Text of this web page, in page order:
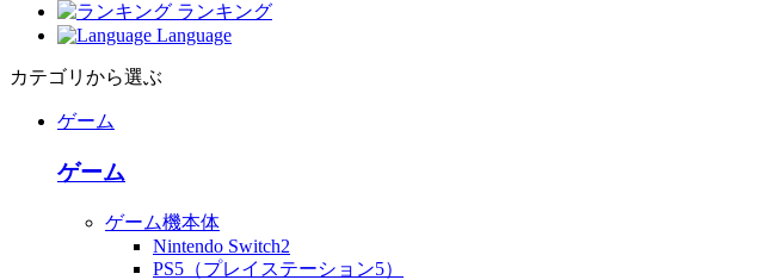
ランキング
Language
カテゴリから選ぶ
ゲーム
ゲーム
ゲーム機本体
Nintendo Switch2
PS5（プレイステーション5）